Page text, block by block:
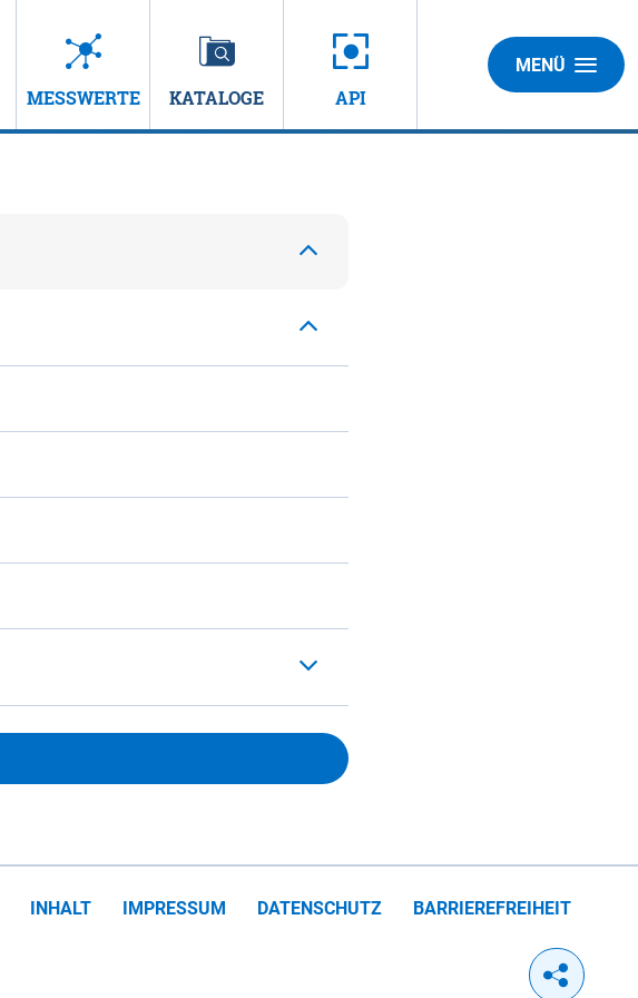
MESSWERTE KATALOGE API
MENÜ
INHALT IMPRESSUM DATENSCHUTZ BARRIEREFREIHEIT